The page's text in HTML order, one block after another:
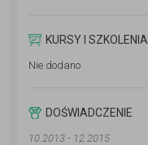
KURSY I SZKOLENIA
Nie dodano
DOŚWIADCZENIE
10.2013 - 12.2015